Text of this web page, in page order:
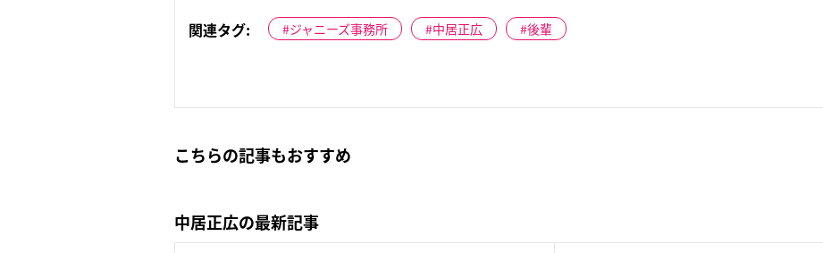
関連タグ: ジャニーズ事務所 中居正広 後輩
こちらの記事もおすすめ
中居正広の最新記事